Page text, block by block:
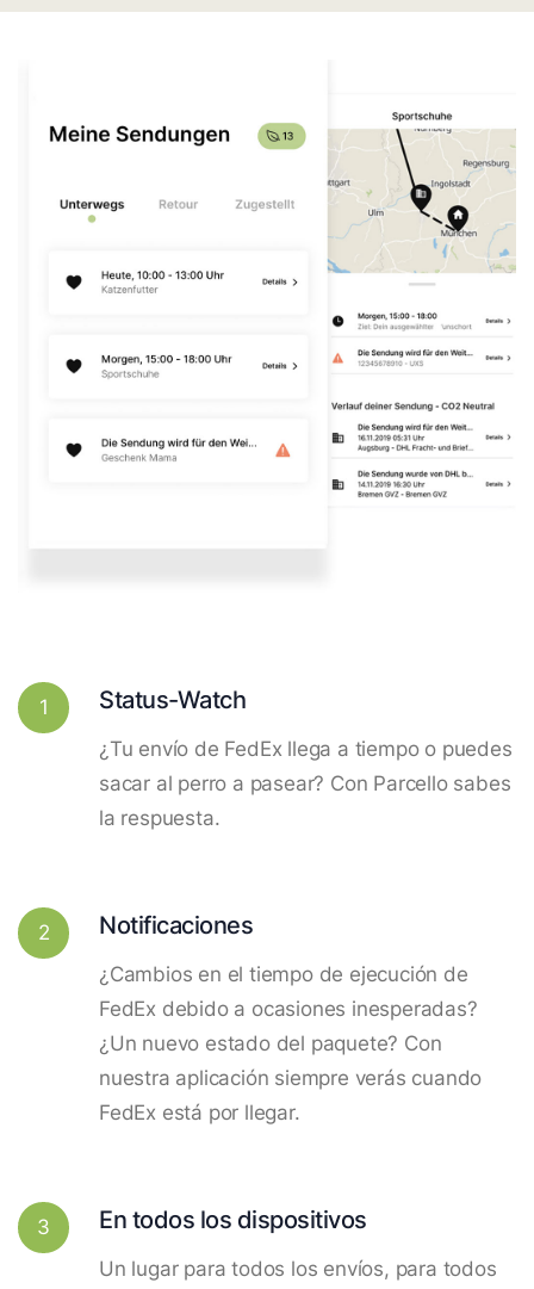
1 Status-Watch
¿Tu envío de FedEx llega a tiempo o puedes
sacar al perro a pasear? Con Parcello sabes
la respuesta.
2 Notificaciones
¿Cambios en el tiempo de ejecución de
FedEx debido a ocasiones inesperadas?
¿Un nuevo estado del paquete? Con
nuestra aplicación siempre verás cuando
FedEx está por llegar.
3 En todos los dispositivos
Un lugar para todos los envíos, para todos